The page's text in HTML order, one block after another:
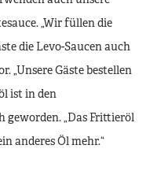
„Wir füllen die
die Levo-Saucen auch
„Unsere Gäste bestellen
ist in den
„Das Frittieröl
anderes Öl mehr.“